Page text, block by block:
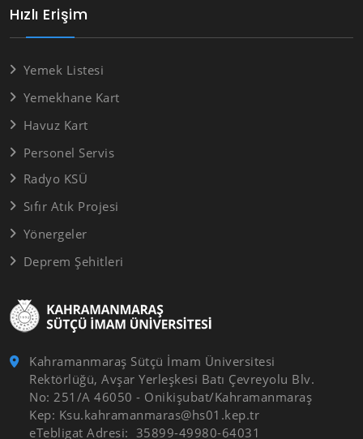
Kahramanmaraş Sütçü İmam Üniversitesi
Rektörlüğü, Avşar Yerleşkesi Batı Çevreyolu Blv.
No: 251/A 46050 - Onikişubat/Kahramanmaraş
Kep: Ksu.kahramanmaras@hs01.kep.tr
eTebligat Adresi: 35899-49980-64031
Hızlı Erişim
Yemek Listesi
Yemekhane Kart
Havuz Kart
Personel Servis
Radyo KSÜ
Sıfır Atık Projesi
Yönergeler
Deprem Şehitleri